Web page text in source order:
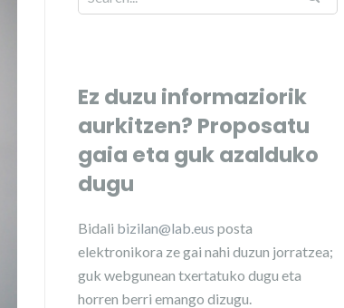
Ez duzu informaziorik
aurkitzen? Proposatu
gaia eta guk azalduko
dugu
Bidali bizilan@lab.eus posta
elektronikora ze gai nahi duzun jorratzea;
guk webgunean txertatuko dugu eta
horren berri emango dizugu.